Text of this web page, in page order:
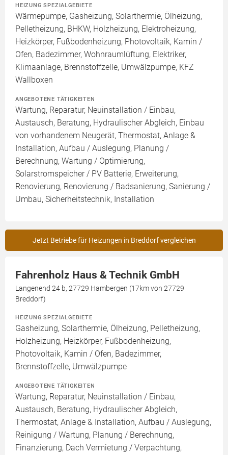
HEIZUNG SPEZIALGEBIETE
Wärmepumpe, Gasheizung, Solarthermie, Ölheizung,
Pelletheizung, BHKW, Holzheizung, Elektroheizung,
Heizkörper, Fußbodenheizung, Photovoltaik, Kamin /
Ofen, Badezimmer, Wohnraumlüftung, Elektriker,
Klimaanlage, Brennstoffzelle, Umwälzpumpe, KFZ
Wallboxen
ANGEBOTENE TÄTIGKEITEN
Wartung, Reparatur, Neuinstallation / Einbau,
Austausch, Beratung, Hydraulischer Abgleich, Einbau
von vorhandenem Neugerät, Thermostat, Anlage &
Installation, Aufbau / Auslegung, Planung /
Berechnung, Wartung / Optimierung,
Solarstromspeicher / PV Batterie, Erweiterung,
Renovierung, Renovierung / Badsanierung, Sanierung /
Umbau, Sicherheitstechnik, Installation
Jetzt Betriebe für Heizungen in Breddorf vergleichen
Fahrenholz Haus & Technik GmbH
Langenend 24 b, 27729 Hambergen (17km von 27729
Breddorf)
HEIZUNG SPEZIALGEBIETE
Gasheizung, Solarthermie, Ölheizung, Pelletheizung,
Holzheizung, Heizkörper, Fußbodenheizung,
Photovoltaik, Kamin / Ofen, Badezimmer,
Brennstoffzelle, Umwälzpumpe
ANGEBOTENE TÄTIGKEITEN
Wartung, Reparatur, Neuinstallation / Einbau,
Austausch, Beratung, Hydraulischer Abgleich,
Thermostat, Anlage & Installation, Aufbau / Auslegung,
Reinigung / Wartung, Planung / Berechnung,
Finanzierung, Dach Vermietung / Verpachtung,